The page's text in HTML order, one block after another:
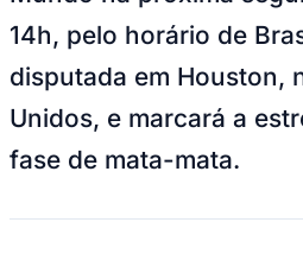
NFL
UFC
MLB
NHL
Atletismo
14h, pelo horário de
disputada em Houston,
Unidos, e marcará a
fase de mata-mata.